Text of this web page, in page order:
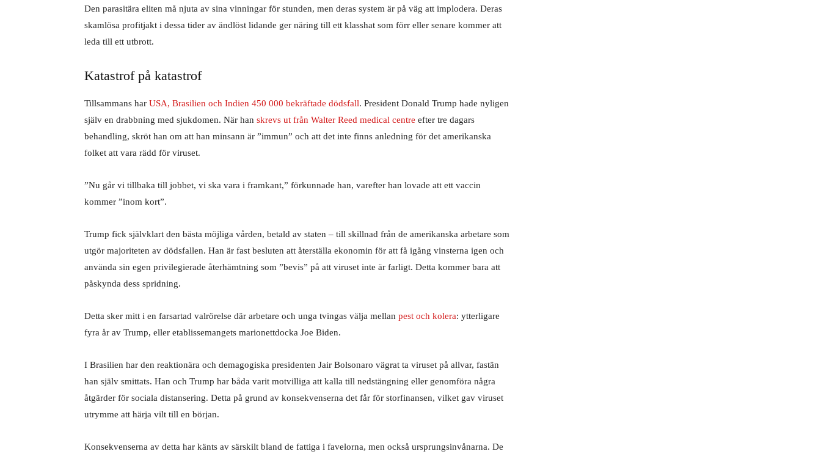
Den parasitära eliten må njuta av sina vinningar för stunden, men deras system är på väg att implodera. Deras
skamlösa profitjakt i dessa tider av ändlöst lidande ger näring till ett klasshat som förr eller senare kommer att
leda till ett utbrott.
Katastrof på katastrof
Tillsammans har USA, Brasilien och Indien 450 000 bekräftade dödsfall. President Donald Trump hade nyligen
själv en drabbning med sjukdomen. När han skrevs ut från Walter Reed medical centre efter tre dagars
behandling, skröt han om att han minsann är ”immun” och att det inte finns anledning för det amerikanska
folket att vara rädd för viruset.
”Nu går vi tillbaka till jobbet, vi ska vara i framkant,” förkunnade han, varefter han lovade att ett vaccin
kommer ”inom kort”.
Trump fick självklart den bästa möjliga vården, betald av staten – till skillnad från de amerikanska arbetare som
utgör majoriteten av dödsfallen. Han är fast besluten att återställa ekonomin för att få igång vinsterna igen och
använda sin egen privilegierade återhämtning som ”bevis” på att viruset inte är farligt. Detta kommer bara att
påskynda dess spridning.
Detta sker mitt i en farsartad valrörelse där arbetare och unga tvingas välja mellan pest och kolera: ytterligare
fyra år av Trump, eller etablissemangets marionettdocka Joe Biden.
I Brasilien har den reaktionära och demagogiska presidenten Jair Bolsonaro vägrat ta viruset på allvar, fastän
han själv smittats. Han och Trump har båda varit motvilliga att kalla till nedstängning eller genomföra några
åtgärder för sociala distansering. Detta på grund av konsekvenserna det får för storfinansen, vilket gav viruset
utrymme att härja vilt till en början.
Konsekvenserna av detta har känts av särskilt bland de fattiga i favelorna, men också ursprungsinvånarna. De